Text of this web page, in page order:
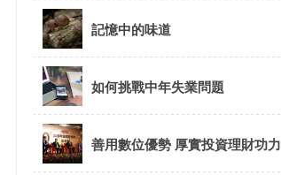
記憶中的味道
如何挑戰中年失業問題
善用數位優勢 厚實投資理財功力